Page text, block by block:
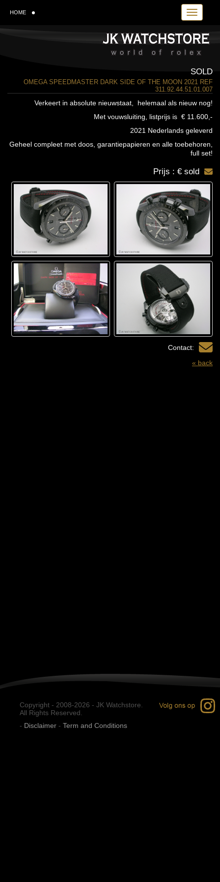
Toggle
HOME
SOLD
OMEGA SPEEDMASTER DARK SIDE OF THE MOON 2021 REF
311.92.44.51.01.007
Verkeert in absolute nieuwstaat, helemaal als nieuw nog!
Met vouwsluiting, listprijs is € 11.600,-
2021 Nederlands geleverd
Geheel compleet met doos, garantiepapieren en alle toebehoren,
full set!
Prijs : € sold
Contact:
« back
Copyright - 2008-2026 - JK Watchstore.
All Rights Reserved.
- Disclaimer - Term and Conditions